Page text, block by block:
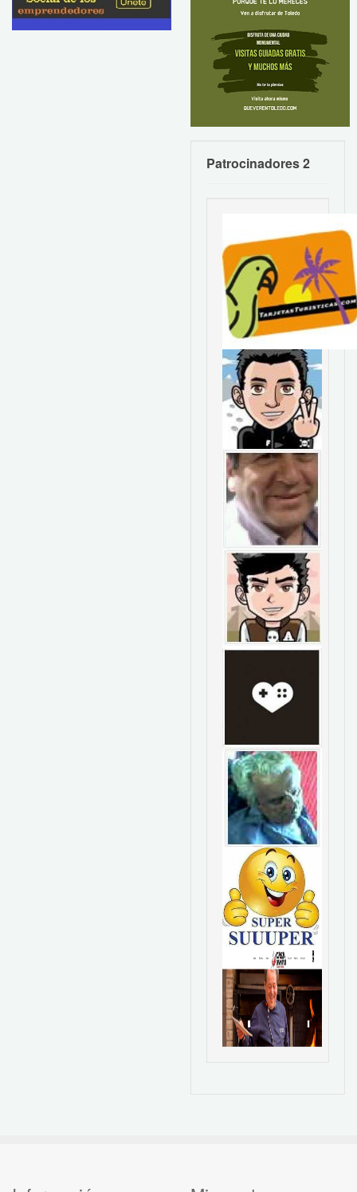
Patrocinadores 2